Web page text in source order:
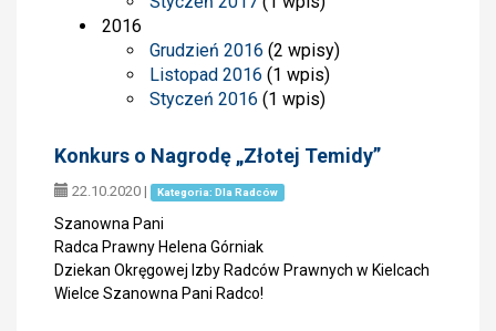
2016
Grudzień 2016 (2 wpisy)
Listopad 2016 (1 wpis)
Styczeń 2016 (1 wpis)
Konkurs o Nagrodę „Złotej Temidy”
22.10.2020 | Kategoria: Dla Radców
Szanowna Pani
Radca Prawny Helena Górniak
Dziekan Okręgowej Izby Radców Prawnych w Kielcach
Wielce Szanowna Pani Radco!